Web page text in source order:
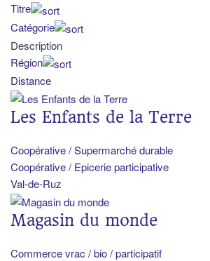
Titre
Catégorie
Description
Région
Distance
Les Enfants de la Terre
Coopérative / Supermarché durable
Coopérative / Epicerie participative
Val-de-Ruz
Magasin du monde
Commerce vrac / bio / participatif